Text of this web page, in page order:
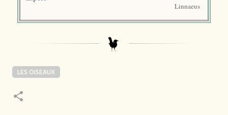
Linnaeus
LES OISEAUX